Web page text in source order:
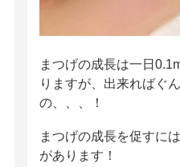
まつげの成長は一日
りますが、出来ればぐ
の、、、！
まつげの成長を促すに
があります！